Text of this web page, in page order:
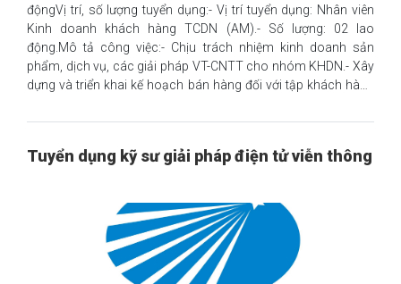
độngVị trí, số lượng tuyển dụng:- Vị trí tuyển dụng: Nhân viên
Kinh doanh khách hàng TCDN (AM).- Số lượng: 02 lao
động.Mô tả công việc:- Chịu trách nhiệm kinh doanh sản
phẩm, dịch vụ, các giải pháp VT-CNTT cho nhóm KHDN.- Xây
dựng và triển khai kế hoạch bán hàng đối với tập khách hàng
thu được giao. Duy trì, phát triển doanh thu trên tập khách
mới khách hàng tổ chức doanh nghiệp.Tiêu chuẩn tuyển
học Cần Thơ, Đại học tại TP Hồ Chí Minh.- Kinh nghiệm: Ưu tiên
có kinh nghiệm trong bán hàng sản ph�
Tuyển dụng kỹ sư giải pháp điện tử viễn thông